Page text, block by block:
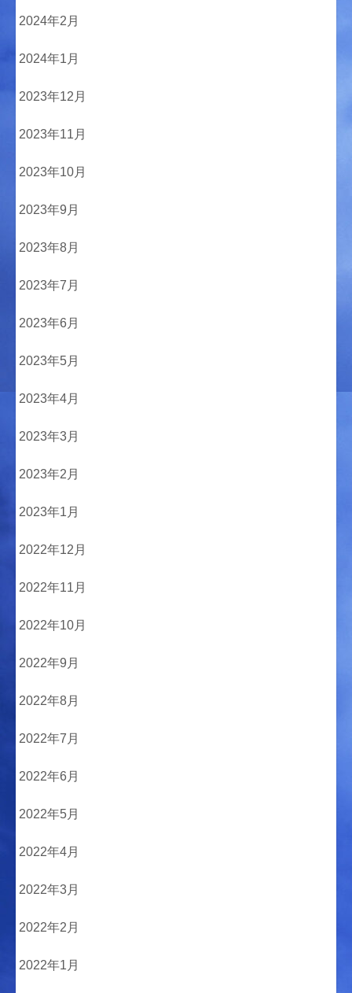
2024年2月
2024年1月
2023年12月
2023年11月
2023年10月
2023年9月
2023年8月
2023年7月
2023年6月
2023年5月
2023年4月
2023年3月
2023年2月
2023年1月
2022年12月
2022年11月
2022年10月
2022年9月
2022年8月
2022年7月
2022年6月
2022年5月
2022年4月
2022年3月
2022年2月
2022年1月